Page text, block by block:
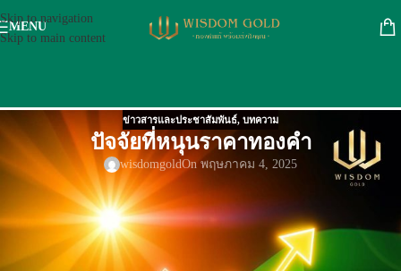
Skip to navigation
Skip to main content
MENU
ข่าวสารและประชาสัมพันธ์, บทความ
ปัจจัยที่หนุนราคาทองคำ
wisdomgoldOn พฤษภาคม 4, 2025
ราคาทองเทียบกันในแต่ละปียังคงขึ้นอย่างต่อเนื่อง สะท้อนแรงกดดันจาก
นโยบายเศรษฐกิจโลก โดยเฉพาะสหรัฐฯ ในยุคทรัมป์ แม้ราคาทองคำจะอยู่
ในระดับสูงต่อเนื่องในช่วงที่ผ่านมา แต่สัญญาณต่าง ๆ กลับชี้ว่า ทองคำยังมี
โอกาสปรับตัวขึ้นต่อไปได้อีก โดยเฉพาะเมื่อพิจารณาถึงบริบทนโยบายการ
เงิน การเมืองระหว่างประเทศ และโครงสร้างเศรษฐกิจของประเทศ